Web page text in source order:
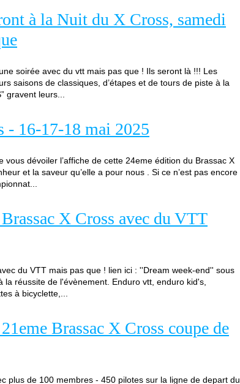
à la Nuit du X Cross, samedi
soirée avec du vtt mais pas que ! Ils seront là !!! Les
saisons de classiques, d’étapes et de tours de piste à la
gravent leurs...
- 16-17-18 mai 2025
vous dévoiler l’affiche de cette 24eme édition du Brassac X
et la saveur qu’elle a pour nous . Si ce n’est pas encore
X Cross avec du VTT
du VTT mais pas que ! lien ici : ''Dream week-end'' sous
la réussite de l'évènement. Enduro vtt, enduro kid's,
à bicyclette,...
Brassac X Cross coupe de
plus de 100 membres - 450 pilotes sur la ligne de depart du